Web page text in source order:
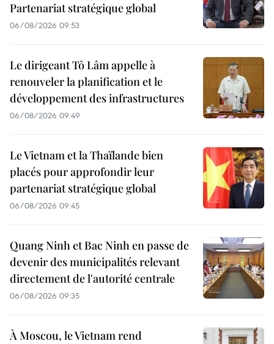
Partenariat stratégique global
06/08/2026 09:53
Le dirigeant Tô Lâm appelle à
renouveler la planification et le
développement des infrastructures
06/08/2026 09:49
Le Vietnam et la Thaïlande bien
placés pour approfondir leur
partenariat stratégique global
06/08/2026 09:45
Quang Ninh et Bac Ninh en passe de
devenir des municipalités relevant
directement de l'autorité centrale
06/08/2026 09:35
À Moscou, le Vietnam rend